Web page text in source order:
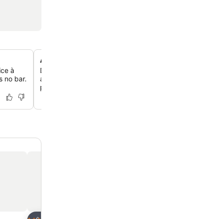
à
no bar.
A poucos passos da praia de Cala Millor
Desfrute de uma curta caminhada de 5 minutos até a
areia macia, com 2 km de extensão e águas cristalinas
perfeita para relaxar ou praticar esportes aquáticos.